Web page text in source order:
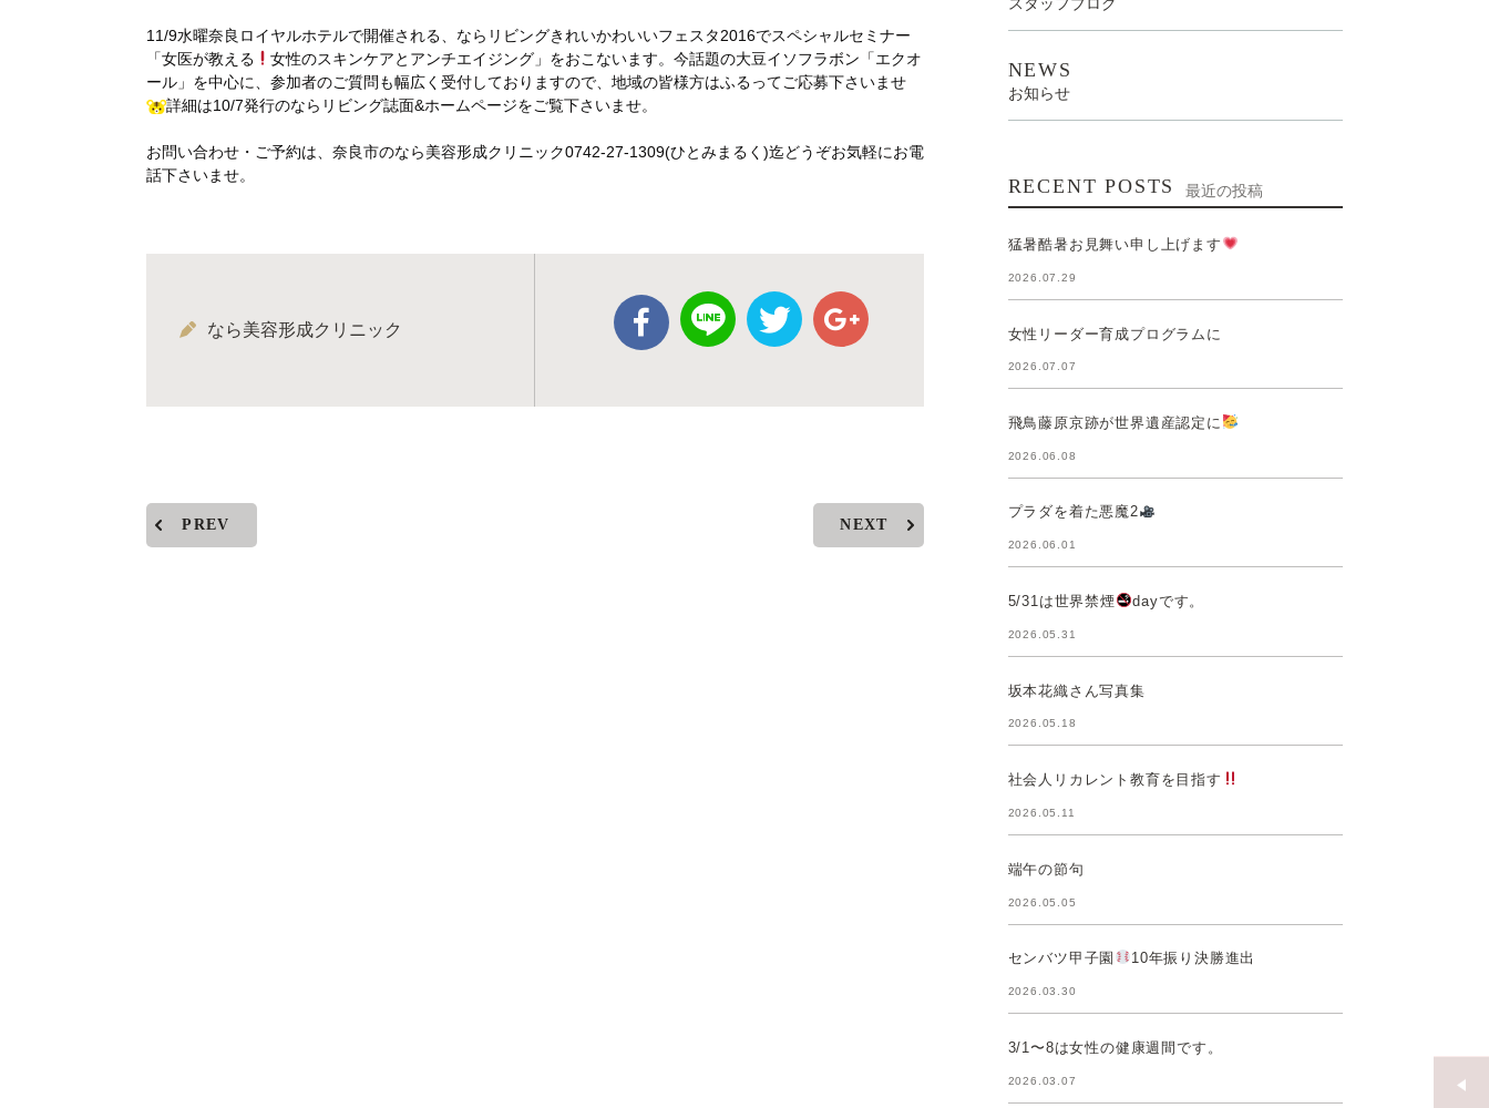
11/9水曜奈良ロイヤルホテルで開催される、ならリビングきれいかわいいフェスタ2016でスペシャルセミナー
「女医が教える
女性のスキンケアとアンチエイジング」をおこないます。今話題の大豆イソフラボン「エクオ
ール」を中心に、参加者のご質問も幅広く受付しておりますので、地域の皆様方はふるってご応募下さいませ
詳細は10/7発行のならリビング誌面&ホームページをご覧下さいませ。
お問い合わせ・ご予約は、奈良市のなら美容形成クリニック0742-27-1309(ひとみまるく)迄どうぞお気軽にお電
話下さいませ。
なら美容形成クリニック
PREV NEXT
スタッフブログ
NEWS
お知らせ
RECENT POSTS 最近の投稿
猛暑酷暑お見舞い申し上げます
2026.07.29
女性リーダー育成プログラムに
2026.07.07
飛鳥藤原京跡が世界遺産認定に
2026.06.08
プラダを着た悪魔2
2026.06.01
5/31は世界禁煙 dayです。
2026.05.31
坂本花織さん写真集
2026.05.18
社会人リカレント教育を目指す
2026.05.11
端午の節句
2026.05.05
センバツ甲子園 10年振り決勝進出
2026.03.30
3/1〜8は女性の健康週間です。
2026.03.07